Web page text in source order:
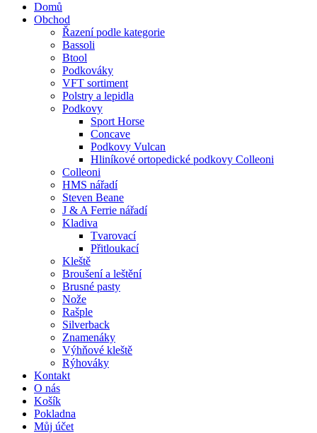
Domů
Obchod
Řazení podle kategorie
Bassoli
Btool
Podkováky
VFT sortiment
Polstry a lepidla
Podkovy
Sport Horse
Concave
Podkovy Vulcan
Hliníkové ortopedické podkovy Colleoni
Colleoni
HMS nářadí
Steven Beane
J & A Ferrie nářadí
Kladiva
Tvarovací
Přitloukací
Kleště
Broušení a leštění
Brusné pasty
Nože
Rašple
Silverback
Znamenáky
Výhňové kleště
Rýhováky
Kontakt
O nás
Košík
Pokladna
Můj účet